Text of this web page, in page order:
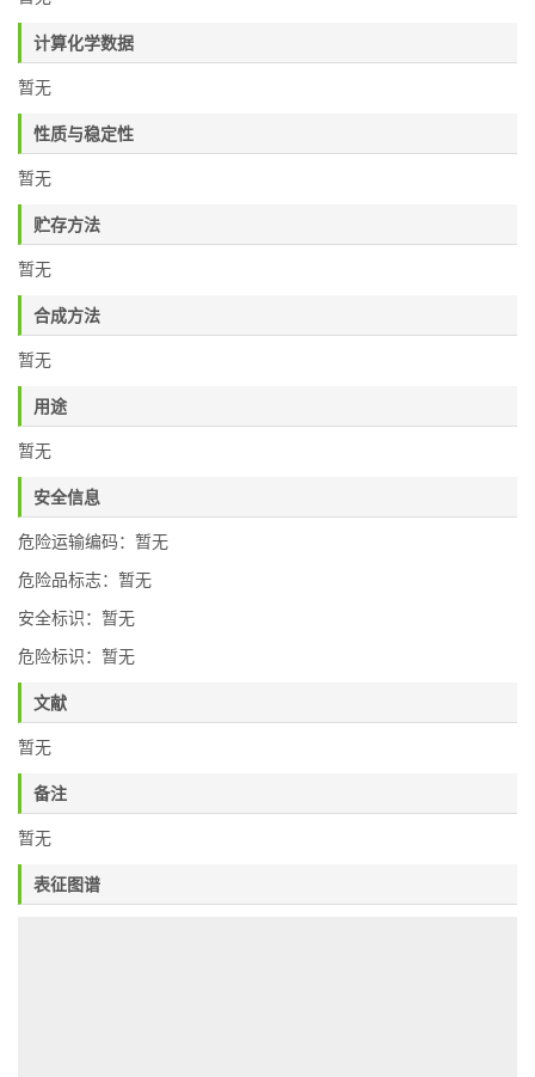
计算化学数据
暂无
性质与稳定性
暂无
贮存方法
暂无
合成方法
暂无
用途
暂无
安全信息
危险运输编码：暂无
危险品标志：暂无
安全标识：暂无
危险标识：暂无
文献
暂无
备注
暂无
表征图谱